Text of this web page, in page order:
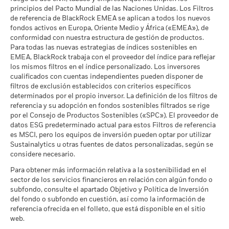
cuando corresponda. La rentabilidad de su inversión puede
aumentar o disminuir como resultado de las fluctuaciones del
valor de las divisas si su inversión se realiza en una divisa
distinta de la utilizada para el cálculo de la rentabilidad
Porcentaje de Cobertura ESG
de MSCI
a 17 jul 2026
99,27
Puntuación de Calidad ESG
de MSCI - Percentil entre
Empresas Similares
a 17 jul 2026
Fondos en Grupo de
Características Similares
a 17 jul 2026
3.838
Porcentaje de Cobertura de la
Media Ponderada de
Intensidad de Carbono de
MSCI
97,64
Todos los datos proceden de las Calificaciones de Fondos
ESG de MSCI a fecha de 17 jul 2026, tomando como base las
posiciones a fecha de 31 mar 2026. Por lo tanto, las
características de sostenibilidad del fondo pueden diferir de
Cobertura de Implicación
Empresarial
a 30 jun 2026
99,79%
Porcentaje del Fondo no
cubierto
a 30 jun 2026
0,30%
Las exposiciones a Implicación Empresarial de BlackRock
indicadas anteriormente para Carbón Térmico y Arenas
Bituminosas se calculan y notifican para aquellas empresas
en las que más de un 5 % de sus ingresos proceden de la
explotación de carbón térmico o arenas bituminosas de
acuerdo con lo definido por MSCI ESG Research. Para la
exposición a empresas que generen cualquier ingreso de la
explotación de carbón térmico o arenas bituminosas (siendo
en este caso el umbral de ingresos del 0 %), de acuerdo con lo
definido por MSCI ESG Research, los niveles son los
siguientes: 0,00% para Carbón Térmico y 2,21% para Arenas
Bituminosas.
principios del Pacto Mundial de las Naciones Unidas. Los Filtros
de referencia de BlackRock EMEA se aplican a todos los nuevos
fondos activos en Europa, Oriente Medio y África («EMEA»), de
conformidad con nuestra estructura de gestión de productos.
Para todas las nuevas estrategias de índices sostenibles en
EMEA, BlackRock trabaja con el proveedor del índice para reflejar
los mismos filtros en el índice personalizado. Los inversores
cualificados con cuentas independientes pueden disponer de
filtros de exclusión establecidos con criterios específicos
determinados por el propio inversor. La definición de los filtros de
referencia y su adopción en fondos sostenibles filtrados se rige
por el Consejo de Productos Sostenibles («SPC»). El proveedor de
datos ESG predeterminado actual para estos Filtros de referencia
es MSCI, pero los equipos de inversión pueden optar por utilizar
Sustainalytics u otras fuentes de datos personalizadas, según se
considere necesario.
Para obtener más información relativa a la sostenibilidad en el
sector de los servicios financieros en relación con algún fondo o
subfondo, consulte el apartado Objetivo y Política de Inversión
del fondo o subfondo en cuestión, así como la información de
referencia ofrecida en el folleto, que está disponible en el sitio
web.